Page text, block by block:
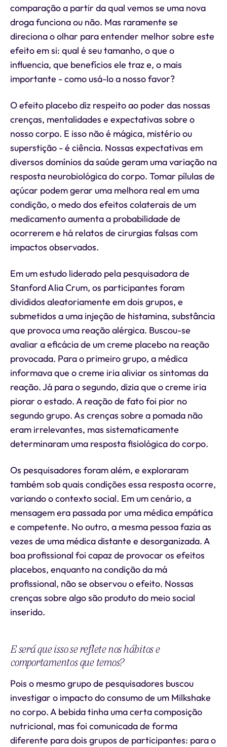
comparação a partir da qual vemos se uma nova
droga funciona ou não. Mas raramente se
direciona o olhar para entender melhor sobre este
efeito em si: qual é seu tamanho, o que o
influencia, que benefícios ele traz e, o mais
importante - como usá-lo a nosso favor?
O efeito placebo diz respeito ao poder das nossas
crenças, mentalidades e expectativas sobre o
nosso corpo. E isso não é mágica, mistério ou
superstição - é ciência. Nossas expectativas em
diversos domínios da saúde geram uma variação na
resposta neurobiológica do corpo. Tomar pílulas de
açúcar podem gerar uma melhora real em uma
condição, o medo dos efeitos colaterais de um
medicamento aumenta a probabilidade de
ocorrerem e há relatos de cirurgias falsas com
impactos observados.
Em um estudo liderado pela pesquisadora de
Stanford Alia Crum, os participantes foram
divididos aleatoriamente em dois grupos, e
submetidos a uma injeção de histamina, substância
que provoca uma reação alérgica. Buscou-se
avaliar a eficácia de um creme placebo na reação
provocada. Para o primeiro grupo, a médica
informava que o creme iria aliviar os sintomas da
reação. Já para o segundo, dizia que o creme iria
piorar o estado. A reação de fato foi pior no
segundo grupo. As crenças sobre a pomada não
eram irrelevantes, mas sistematicamente
determinaram uma resposta fisiológica do corpo.
Os pesquisadores foram além, e exploraram
também sob quais condições essa resposta ocorre,
variando o contexto social. Em um cenário, a
mensagem era passada por uma médica empática
e competente. No outro, a mesma pessoa fazia as
vezes de uma médica distante e desorganizada. A
boa profissional foi capaz de provocar os efeitos
placebos, enquanto na condição da má
profissional, não se observou o efeito. Nossas
crenças sobre algo são produto do meio social
inserido.
E será que isso se reflete nos hábitos e
comportamentos que temos?
Pois o mesmo grupo de pesquisadores buscou
investigar o impacto do consumo de um Milkshake
no corpo. A bebida tinha uma certa composição
nutricional, mas foi comunicada de forma
diferente para dois grupos de participantes: para o